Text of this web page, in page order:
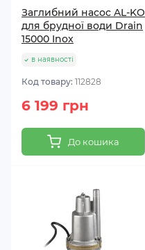
Заглибний насос AL-KO
для брудної води Drain
15000 Inox
в наявності
Код товару: 112828
6 199 грн
До кошика